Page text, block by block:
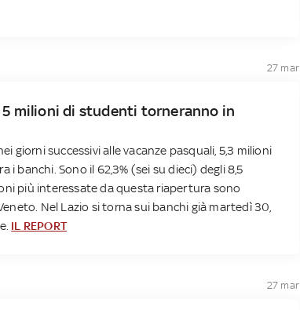
27 mar
5 milioni di studenti torneranno in
giorni successivi alle vacanze pasquali, 5,3 milioni
i banchi. Sono il 62,3% (sei su dieci) degli 8,5
più interessate da questa riapertura sono
Nel Lazio si torna sui banchi già martedì 30,
IL REPORT
27 mar